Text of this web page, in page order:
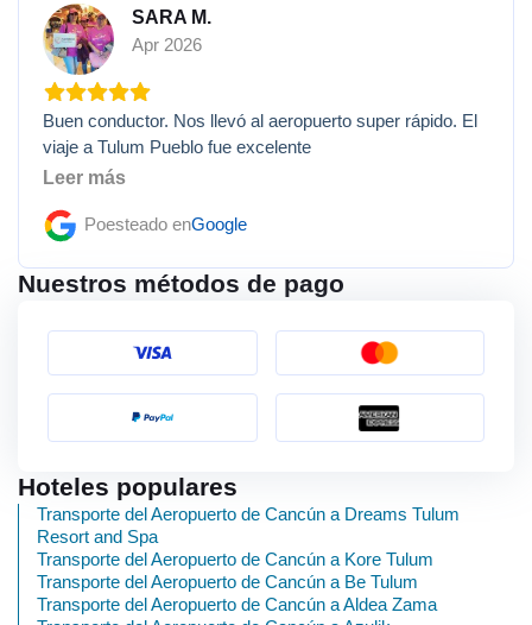
SARA M.
Apr 2026
Buen conductor. Nos llevó al aeropuerto super rápido. El
viaje a Tulum Pueblo fue excelente
Leer más
Poesteado enGoogle
Nuestros métodos de pago
Hoteles populares
Transporte del Aeropuerto de Cancún a Dreams Tulum
Resort and Spa
Transporte del Aeropuerto de Cancún a Kore Tulum
Transporte del Aeropuerto de Cancún a Be Tulum
Transporte del Aeropuerto de Cancún a Aldea Zama